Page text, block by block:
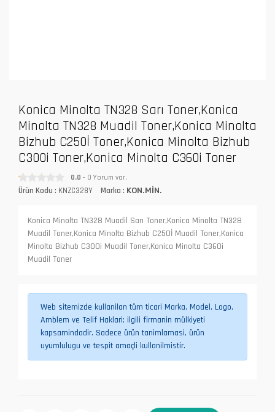
Konica Minolta TN328 Sarı Toner,Konica
Minolta TN328 Muadil Toner,Konica Minolta
Bizhub C250İ Toner,Konica Minolta Bizhub
C300i Toner,Konica Minolta C360i Toner
0.0 - 0 Yorum var.
Ürün Kodu : KNZC328Y Marka : KON.MİN.
Konica Minolta TN328 Muadil Sarı Toner,Konica Minolta TN328
Muadil Toner,Konica Minolta Bizhub C250İ Muadil Toner,Konica
Minolta Bizhub C300i Muadil Toner,Konica Minolta C360i
Muadil Toner
Web sitemizde kullanilan tüm ticari Marka, Model, Logo,
Amblem ve Telif Haklari; ilgili firmanin mülkiyeti
kapsamindadir. Sadece ürün tanimlamasi, ürün
uyumlulugu ve tespit amaçli kullanilmistir.